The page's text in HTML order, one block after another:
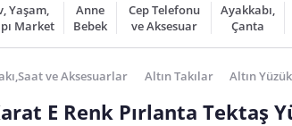
Yaşam,
Market
Anne
Bebek
Cep Telefonu
ve Aksesuar
Ayakkabı,
Çanta
ve Aksesuarlar Altın Takılar Altın Yüzük
E Renk Pırlanta Tektaş